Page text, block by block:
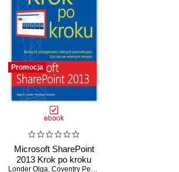
Promocja
ebook
Microsoft SharePoint
2013 Krok po kroku
Londer Olga, Coventry Penelope